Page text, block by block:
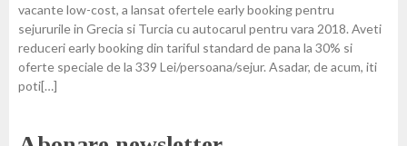
vacante low-cost, a lansat ofertele early booking pentru
sejururile in Grecia si Turcia cu autocarul pentru vara 2018. Aveti
reduceri early booking din tariful standard de pana la 30% si
oferte speciale de la 339 Lei/persoana/sejur. Asadar, de acum, iti
poti[…]